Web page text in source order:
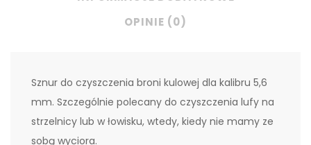
OPINIE (0)
Sznur do czyszczenia broni kulowej dla kalibru 5,6
mm. Szczególnie polecany do czyszczenia lufy na
strzelnicy lub w łowisku, wtedy, kiedy nie mamy ze
sobą wyciora.